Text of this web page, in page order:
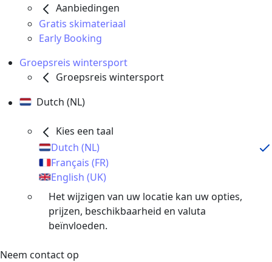
Aanbiedingen
Gratis skimateriaal
Early Booking
Groepsreis wintersport
Groepsreis wintersport
Dutch (NL)
Kies een taal
Dutch (NL)
Français (FR)
English (UK)
Het wijzigen van uw locatie kan uw opties,
prijzen, beschikbaarheid en valuta
beïnvloeden.
Neem contact op